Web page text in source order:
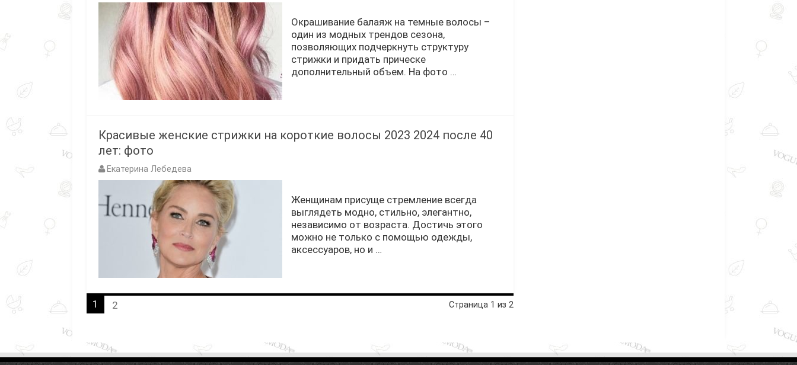
Окрашивание балаяж на темные волосы –
один из модных трендов сезона,
позволяющих подчеркнуть структуру
стрижки и придать прическе
дополнительный объем. На фото …
Красивые женские стрижки на короткие волосы 2023 2024 после 40
лет: фото
Екатерина Лебедева
Женщинам присуще стремление всегда
выглядеть модно, стильно, элегантно,
независимо от возраста. Достичь этого
можно не только с помощью одежды,
аксессуаров, но и …
Страница 1 из 2
1 2